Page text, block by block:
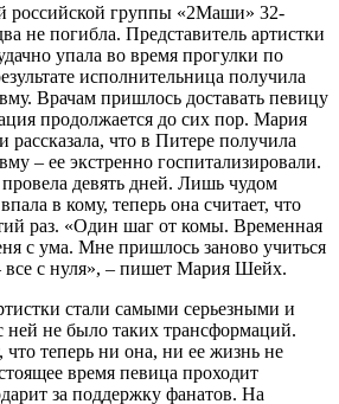
российской группы «2Маши» 32-
не погибла. Представитель артистки
упала во время прогулки по
исполнительница получила
Врачам пришлось доставать певицу
продолжается до сих пор. Мария
что в Питере получила
– ее экстренно госпитализировали.
девять дней. Лишь чудом
в кому, теперь она считает, что
раз. «Один шаг от комы. Временная
с ума. Мне пришлось заново учиться
все с нуля», – пишет Мария Шейх.
стали самыми серьезными и
не было таких трансформаций.
теперь ни она, ни ее жизнь не
время певица проходит
за поддержку фанатов. На